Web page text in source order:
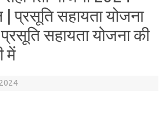
सहायता योजना
सहायता योजना की
में